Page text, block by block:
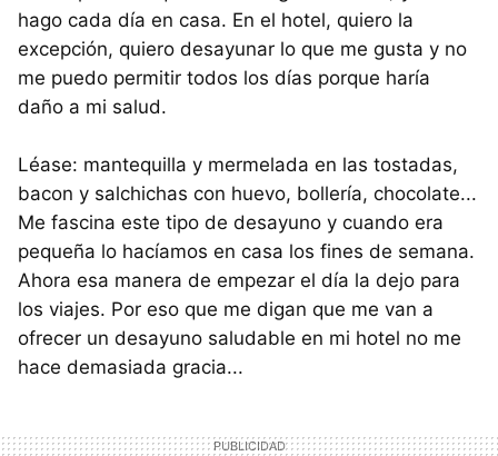
hago cada día en casa. En el hotel, quiero la
excepción, quiero desayunar lo que me gusta y no
me puedo permitir todos los días porque haría
daño a mi salud.
Léase: mantequilla y mermelada en las tostadas,
bacon y salchichas con huevo, bollería, chocolate...
Me fascina este tipo de desayuno y cuando era
pequeña lo hacíamos en casa los fines de semana.
Ahora esa manera de empezar el día la dejo para
los viajes. Por eso que me digan que me van a
ofrecer un desayuno saludable en mi hotel no me
hace demasiada gracia...